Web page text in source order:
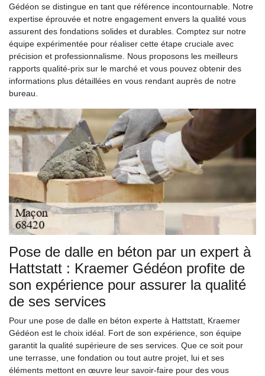
Gédéon se distingue en tant que référence incontournable. Notre
expertise éprouvée et notre engagement envers la qualité vous
assurent des fondations solides et durables. Comptez sur notre
équipe expérimentée pour réaliser cette étape cruciale avec
précision et professionnalisme. Nous proposons les meilleurs
rapports qualité-prix sur le marché et vous pouvez obtenir des
informations plus détaillées en vous rendant auprès de notre
bureau.
Pose de dalle en béton par un expert à
Hattstatt : Kraemer Gédéon profite de
son expérience pour assurer la qualité
de ses services
Pour une pose de dalle en béton experte à Hattstatt, Kraemer
Gédéon est le choix idéal. Fort de son expérience, son équipe
garantit la qualité supérieure de ses services. Que ce soit pour
une terrasse, une fondation ou tout autre projet, lui et ses
éléments mettont en œuvre leur savoir-faire pour des vous